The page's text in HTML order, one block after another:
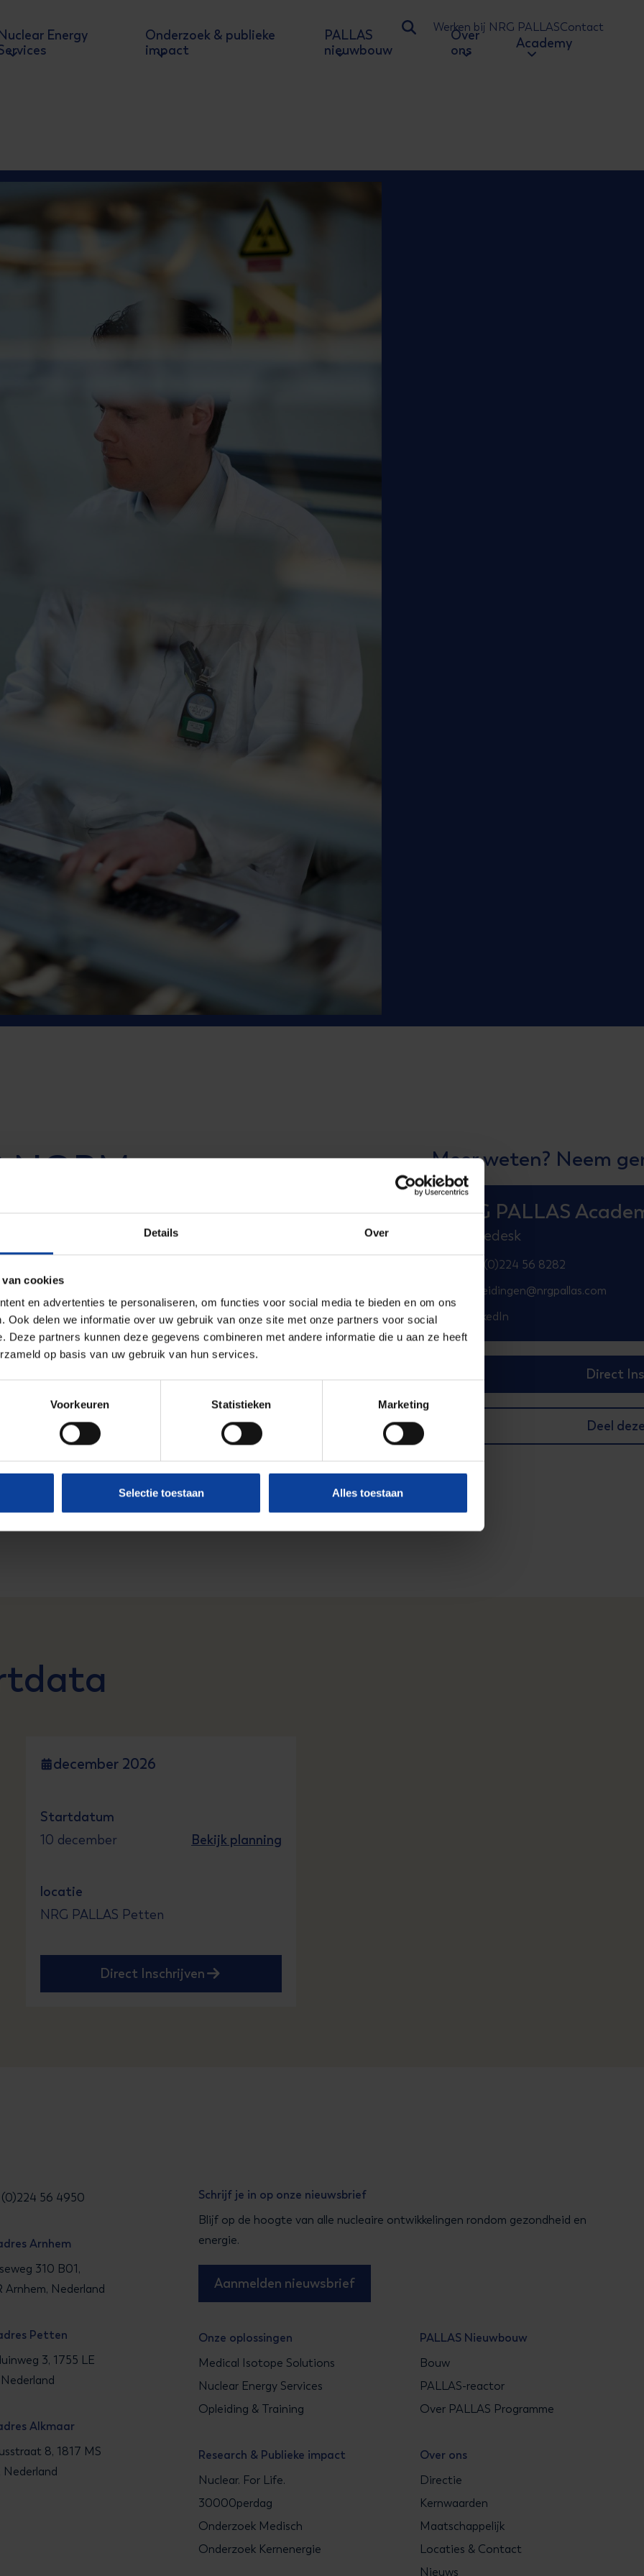
Details Over
cookies
en advertenties te personaliseren, om functies voor social media te bieden en om ons
Ook delen we informatie over uw gebruik van onze site met onze partners voor social
Deze partners kunnen deze gegevens combineren met andere informatie die u aan ze heeft
op basis van uw gebruik van hun services.
Voorkeuren Statistieken Marketing
Selectie toestaan Alles toestaan
Ga naar zoeken
Werken bij NRG PALLASContact
Nuclear Energy
Onderzoek & publieke
impact
PALLAS
nieuwbouw
Over
ons
Academy
NORM
medewerker stralingsbescherming -
& ervaring
volgen van het practicum van de opleiding
- NORM.
Meer weten? Neem
NRG PALLAS
Servicedesk
+31(0)224 56 8282
opleidingen@nrgpallas.com
LinkedIn
Direct
Deel
december 2026
Startdatum
10 december
Bekijk planning
locatie
NRG PALLAS Petten
Direct Inschrijven
(0)224 56 4950
Arnhem
310 B01,
Arnhem, Nederland
Petten
3, 1755 LE
Alkmaar
8, 1817 MS
Nederland
Schrijf je in op onze nieuwsbrief
Blijf op de hoogte van alle nucleaire ontwikkelingen rondom gezondheid en
energie.
Aanmelden nieuwsbrief
Onze oplossingen
Medical Isotope Solutions
Nuclear Energy Services
Opleiding & Training
Research & Publieke impact
Nuclear. For Life.
30000perdag
Onderzoek Medisch
Onderzoek Kernenergie
PALLAS Nieuwbouw
Bouw
PALLAS-reactor
Over PALLAS Programme
Over ons
Directie
Kernwaarden
Maatschappelijk
Locaties & Contact
Nieuws